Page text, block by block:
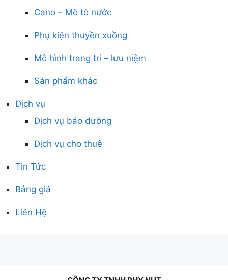
Cano – Mô tô nước
Phụ kiện thuyền xuồng
Mô hình trang trí – lưu niệm
Sản phẩm khác
Dịch vụ
Dịch vụ bảo dưỡng
Dịch vụ cho thuê
Tin Tức
Bảng giá
Liên Hệ